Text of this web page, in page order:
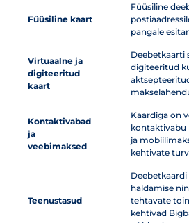
Füüsiline kaart
Füüsiline
pangale
Virtuaalne ja
digiteeritud
kaart
Deebetkaarti
digiteeritud
Kontaktivabad
ja
veebimaksed
Kaardiga on
kontaktivabu
ja
kehtivate
Teenustasud
haldamise
tehtavate
kehtivad